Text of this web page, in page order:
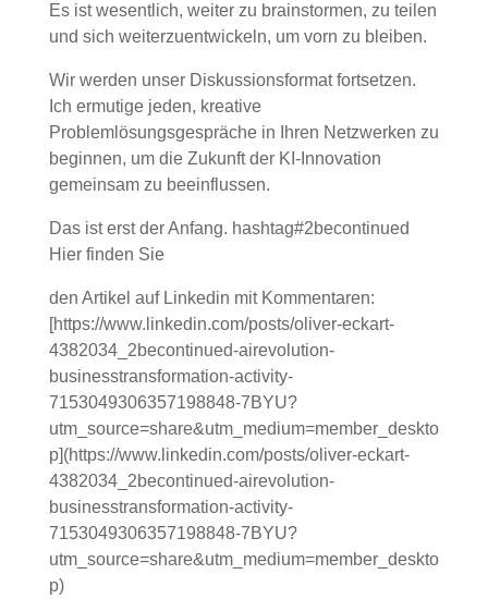
Es ist wesentlich, weiter zu brainstormen, zu teilen
und sich weiterzuentwickeln, um vorn zu bleiben.
Wir werden unser Diskussionsformat fortsetzen.
Ich ermutige jeden, kreative
Problemlösungsgespräche in Ihren Netzwerken zu
beginnen, um die Zukunft der KI-Innovation
gemeinsam zu beeinflussen.
Das ist erst der Anfang. hashtag#2becontinued
Hier finden Sie
den Artikel auf Linkedin mit Kommentaren:
[https://www.linkedin.com/posts/oliver-eckart-
4382034_2becontinued-airevolution-
businesstransformation-activity-
7153049306357198848-7BYU?
utm_source=share&utm_medium=member_deskto
p](https://www.linkedin.com/posts/oliver-eckart-
4382034_2becontinued-airevolution-
businesstransformation-activity-
7153049306357198848-7BYU?
utm_source=share&utm_medium=member_deskto
p)